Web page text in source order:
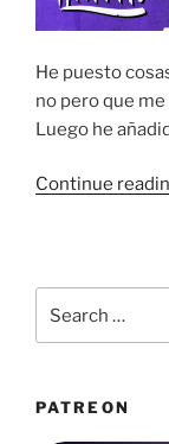
He puesto
no pero que
Luego he
Continue
for:
PATREON